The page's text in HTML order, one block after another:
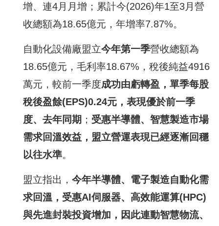
增、連4月月增；累計今(2026)年1至3月營
收總額為18.65億元，年增率7.87%。
自動化設備廠盟立今年第一季營收總額為
18.65億元，毛利率18.67%，稅後純益4916
萬元，較前一季度成功由虧轉盈，單季每股
稅後盈餘(EPS)0.24元，表現優於前一季
度、去年同期 ； 受惠半導體、智慧製造市場
需求回溫效益，盟立營運表現已經逐漸回穩
以往水準。
盟立指出， 今年半導體、電子製造自動化需
求回溫，受惠AI伺服器、高效能運算(HPC)
與先進封裝投資增加，因此連動智慧物流、